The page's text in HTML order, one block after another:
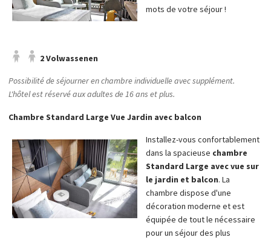
mots de votre séjour !
2 Volwassenen
Possibilité de séjourner en chambre individuelle avec supplément.
L'hôtel est réservé aux adultes de 16 ans et plus.
Chambre Standard Large Vue Jardin avec balcon
Installez-vous confortablement
dans la spacieuse chambre
Standard Large avec vue sur
le jardin et balcon. La
chambre dispose d'une
décoration moderne et est
équipée de tout le nécessaire
pour un séjour des plus